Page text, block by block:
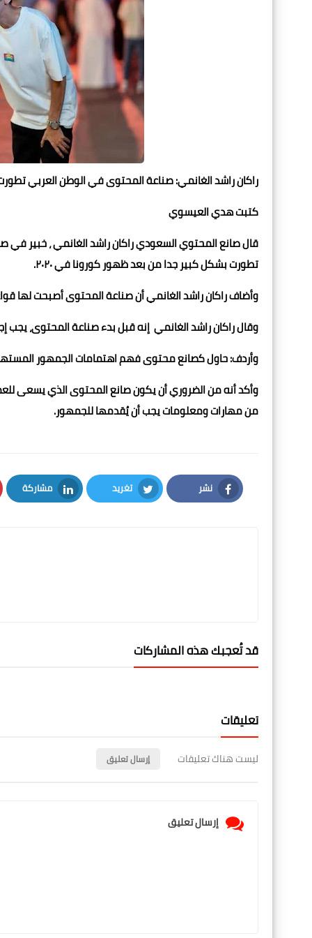
راكان راشد الغانمي: صناعة المحتوى في الوطن العربي
كتبت هدي العيسوي
قال صانع المحتوي السعودي راكان راشد الغانمي ، خبير
تطورت بشكل كبير جدا من بعد ظهور كورونا في ٢٠٢٠.
وأضاف راكان راشد الغانمي أن صناعة المحتوى أصبحت
وقال راكان راشد الغانمي إنه قبل بدء صناعة المحتوى، يجب
وأردف: حاول كصانع محتوى فهم اهتمامات الجمهور
وأكد أنه من الضروري أن يكون صانع المحتوى الذي يسعى
من مهارات ومعلومات يجب أن يُقدمها للجمهور.
نشر
Facebook
تغريد
Twitter
مشاركة
LinkedIn
قد تُعجبك هذه المشاركات
تعليقات
ليست هناك تعليقات إرسال تعليق
إرسال تعليق